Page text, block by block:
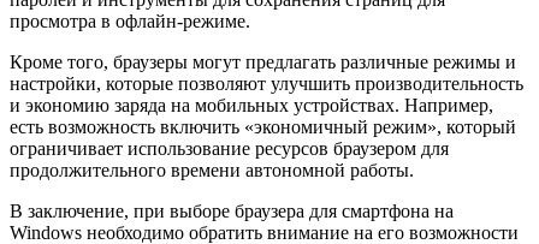
просмотра в офлайн-режиме.
Кроме того, браузеры могут предлагать различные режимы и
настройки, которые позволяют улучшить производительность
и экономию заряда на мобильных устройствах. Например,
есть возможность включить «экономичный режим», который
ограничивает использование ресурсов браузером для
продолжительного времени автономной работы.
В заключение, при выборе браузера для смартфона на
Windows необходимо обратить внимание на его возможности